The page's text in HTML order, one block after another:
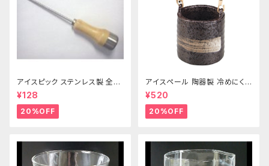
アイスピック ステンレス製 全長
215ｍｍ
¥128
20%OFF
アイスペール 陶器製 冷めにくい
二重構造 860ml
¥520
20%OFF